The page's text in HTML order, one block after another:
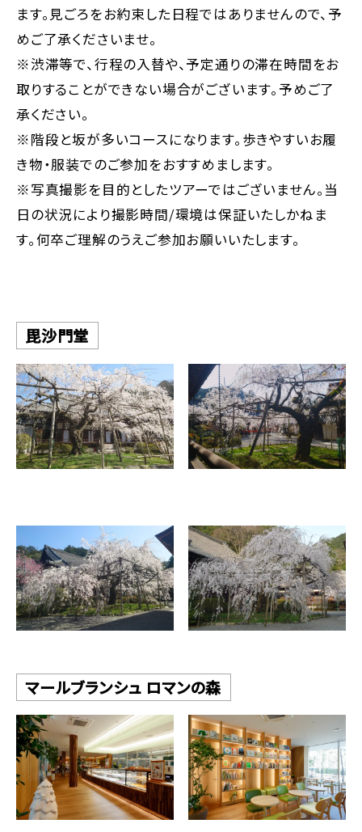
ます。見ごろをお約束した日程ではありませんので、予
めご了承くださいませ。
※渋滞等で、行程の入替や、予定通りの滞在時間をお
取りすることができない場合がございます。予めご了
承ください。
※階段と坂が多いコースになります。歩きやすいお履
き物・服装でのご参加をおすすめまします。
※写真撮影を目的としたツアーではございません。当
日の状況により撮影時間/環境は保証いたしかねま
す。何卒ご理解のうえご参加お願いいたします。
毘沙門堂
マールブランシュ ロマンの森